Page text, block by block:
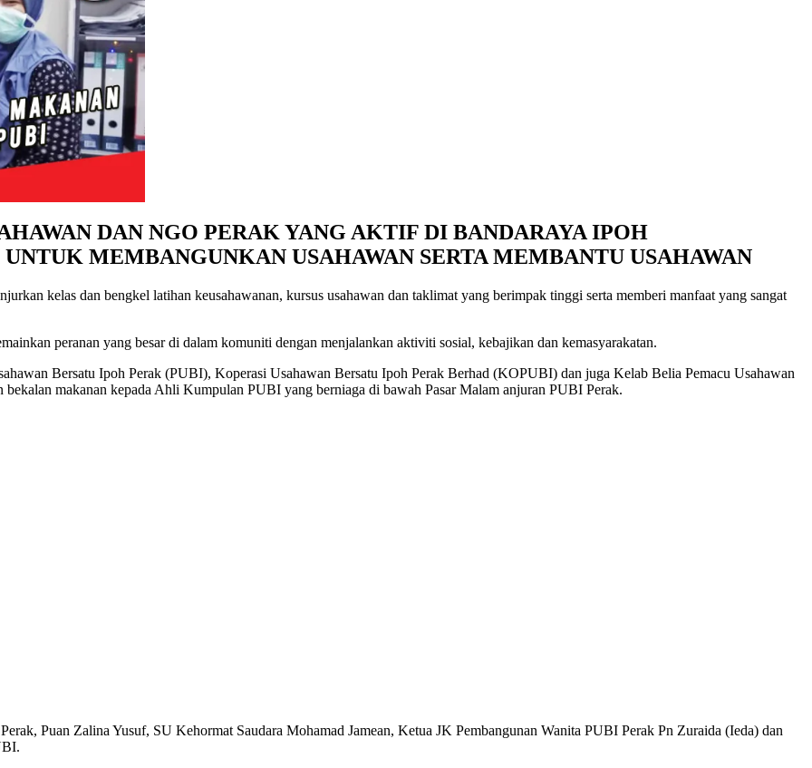
DAN NGO PERAK YANG AKTIF DI BANDARAYA IPOH
MEMBANGUNKAN USAHAWAN SERTA MEMBANTU USAHAWAN
kelas dan bengkel latihan keusahawanan, kursus usahawan dan taklimat yang berimpak tinggi serta memberi manfaat yang sangat
peranan yang besar di dalam komuniti dengan menjalankan aktiviti sosial, kebajikan dan kemasyarakatan.
Bersatu Ipoh Perak (PUBI), Koperasi Usahawan Bersatu Ipoh Perak Berhad (KOPUBI) dan juga Kelab Belia Pemacu Usahawan
makanan kepada Ahli Kumpulan PUBI yang berniaga di bawah Pasar Malam anjuran PUBI Perak.
Puan Zalina Yusuf, SU Kehormat Saudara Mohamad Jamean, Ketua JK Pembangunan Wanita PUBI Perak Pn Zuraida (Ieda) dan